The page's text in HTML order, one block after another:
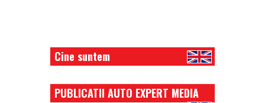
Cine suntem
PUBLICATII AUTO EXPERT MEDIA